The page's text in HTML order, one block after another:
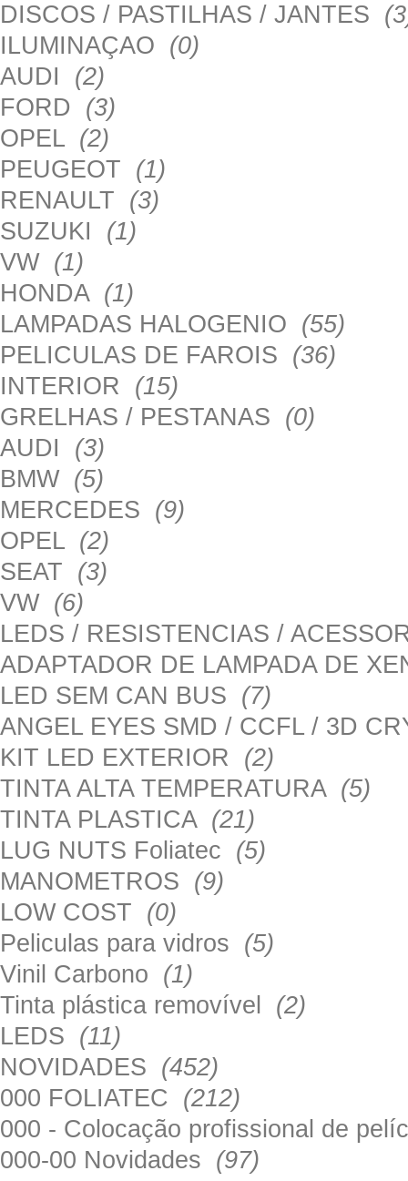
DISCOS / PASTILHAS / JANTES
ILUMINAÇAO (0)
AUDI (2)
FORD (3)
OPEL (2)
PEUGEOT (1)
RENAULT (3)
SUZUKI (1)
VW (1)
HONDA (1)
LAMPADAS HALOGENIO (55)
PELICULAS DE FAROIS (36)
INTERIOR (15)
GRELHAS / PESTANAS (0)
AUDI (3)
BMW (5)
MERCEDES (9)
OPEL (2)
SEAT (3)
VW (6)
LEDS / RESISTENCIAS /
ADAPTADOR DE LAMPADA DE
LED SEM CAN BUS (7)
ANGEL EYES SMD / CCFL / 3D
KIT LED EXTERIOR (2)
TINTA ALTA TEMPERATURA (5)
TINTA PLASTICA (21)
LUG NUTS Foliatec (5)
MANOMETROS (9)
LOW COST (0)
Peliculas para vidros (5)
Vinil Carbono (1)
Tinta plástica removível (2)
LEDS (11)
NOVIDADES (452)
000 FOLIATEC (212)
000 - Colocação profissional de
000-00 Novidades (97)